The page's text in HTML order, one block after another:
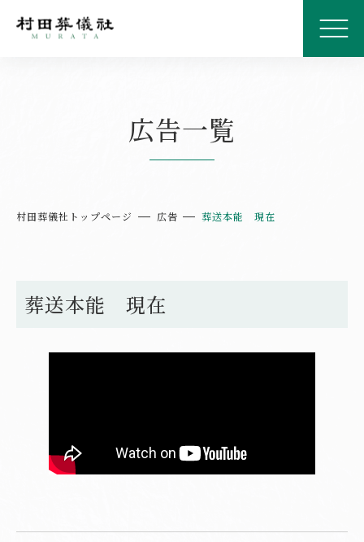
広告一覧
村田葬儀社トップページ 広告 葬送本能 現在
葬送本能 現在